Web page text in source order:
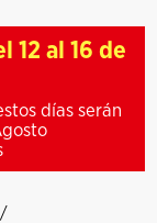
12 al 16 de
días serán
/